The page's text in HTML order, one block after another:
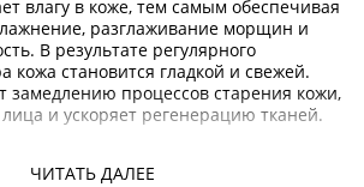
ЧИТАТЬ ДАЛЕЕ
влагу в коже, тем самым обеспечивая
разглаживание морщин и
В результате регулярного
кожа становится гладкой и свежей.
замедлению процессов старения кожи,
и ускоряет регенерацию тканей.
протереть лицо. Когда тонер